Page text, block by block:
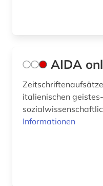
film (11)
AIDA
italienischen
Informationen